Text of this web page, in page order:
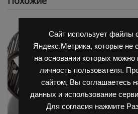
Сайт использует файлы
Яндекс.Метрика, которые не
на основании которых
личность пользователя.
сайтом, Вы соглашаетесь
данных и использование
Для согласия нажмите